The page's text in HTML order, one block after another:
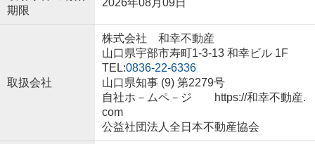
期限
2026年08月09日
取扱会社
株式会社 和幸不動産
山口県宇部市寿町1-3-13 和幸ビル 1F
TEL:0836-22-6336
山口県知事 (9) 第2279号
自社ホ－ムペ－ジ https://和幸不動産.
com
公益社団法人全日本不動産協会